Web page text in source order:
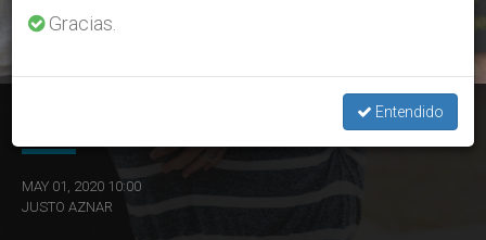
MAY 01, 2020 10:00
JUSTO AZNAR
Gracias.
Entendido